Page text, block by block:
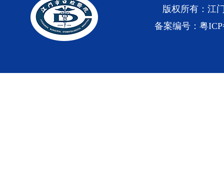
版权所有：江
备案编号：粤ICP